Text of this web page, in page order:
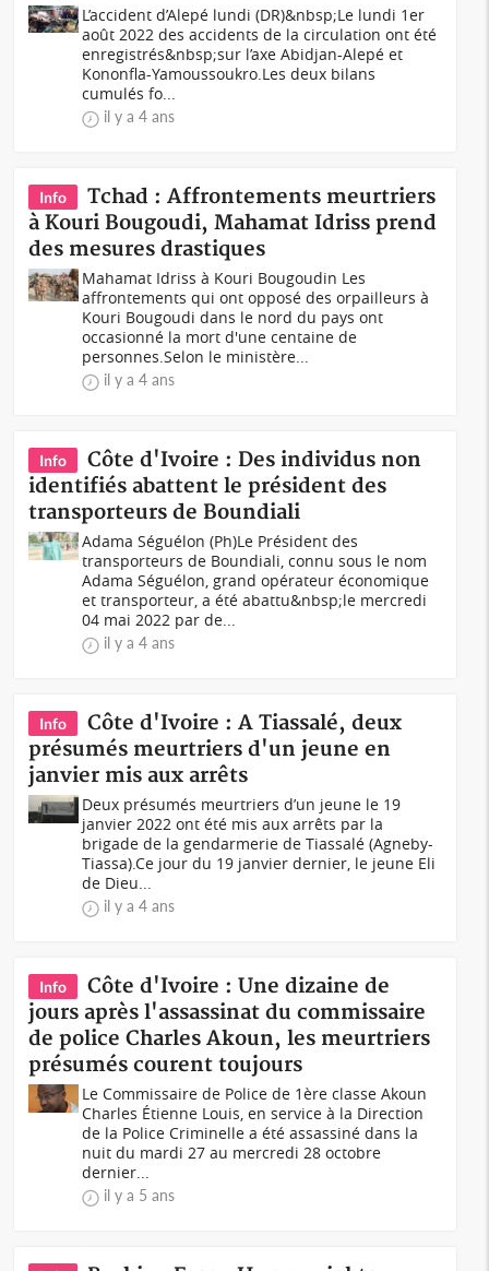
L’accident d’Alepé lundi (DR)&nbsp;Le lundi 1er
août 2022 des accidents de la circulation ont été
enregistrés&nbsp;sur l’axe Abidjan-Alepé et
Kononfla-Yamoussoukro.Les deux bilans
cumulés fo...
il y a 4 ans
Info
Tchad : Affrontements meurtriers
à Kouri Bougoudi, Mahamat Idriss prend
des mesures drastiques
Mahamat Idriss à Kouri Bougoudin Les
affrontements qui ont opposé des orpailleurs à
Kouri Bougoudi dans le nord du pays ont
occasionné la mort d'une centaine de
personnes.Selon le ministère...
il y a 4 ans
Info
Côte d'Ivoire : Des individus non
identifiés abattent le président des
transporteurs de Boundiali
Adama Séguélon (Ph)Le Président des
transporteurs de Boundiali, connu sous le nom
Adama Séguélon, grand opérateur économique
et transporteur, a été abattu&nbsp;le mercredi
04 mai 2022 par de...
il y a 4 ans
Info
Côte d'Ivoire : A Tiassalé, deux
présumés meurtriers d'un jeune en
janvier mis aux arrêts
Deux présumés meurtriers d’un jeune le 19
janvier 2022 ont été mis aux arrêts par la
brigade de la gendarmerie de Tiassalé (Agneby-
Tiassa).Ce jour du 19 janvier dernier, le jeune Eli
de Dieu...
il y a 4 ans
Info
Côte d'Ivoire : Une dizaine de
jours après l'assassinat du commissaire
de police Charles Akoun, les meurtriers
présumés courent toujours
Le Commissaire de Police de 1ère classe Akoun
Charles Étienne Louis, en service à la Direction
de la Police Criminelle a été assassiné dans la
nuit du mardi 27 au mercredi 28 octobre
dernier...
il y a 5 ans